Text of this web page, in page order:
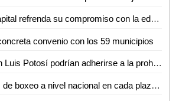
Gobierno de la Capital refrenda su compromiso con la educación y la juventud; entrega Estímulos para la Educación Superior
convenio con los 59 municipios
Municipios de San Luis Potosí podrían adherirse a la prohibición de venta de pirotecnia el próximo año
Realizarán clases de boxeo a nivel nacional en cada plaza del país: Sheinbaum